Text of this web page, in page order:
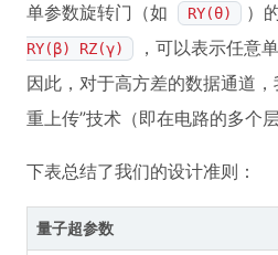
单参数旋转门（如 RY(θ) ）
RY(β) RZ(γ)
，可以表示任意
因此，对于高方差的数据通道
重上传”技术（即在电路的多个
下表总结了我们的设计准则：
量子超参数